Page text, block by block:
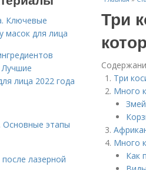
Три
Три
Много
Много
Как
Ключевые
масок для лица
Лучшие
лица 2022 года
этапы
лазерной